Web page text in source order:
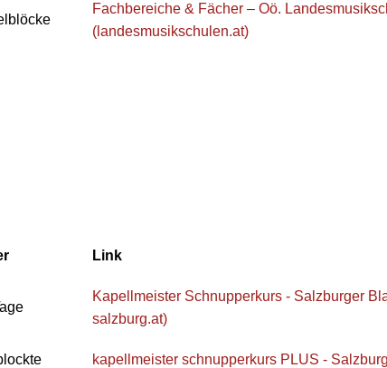
Fachbereiche & Fächer – Oö.
(landesmusikschulen.at)
Link
Kapellmeister Schnupperkurs - Salzburger
salzburg.at)
kapellmeister schnupperkurs PLUS -